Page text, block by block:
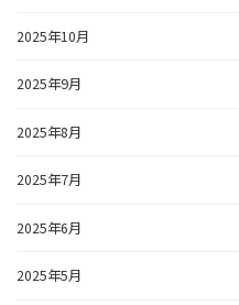
2025年10月
2025年9月
2025年8月
2025年7月
2025年6月
2025年5月